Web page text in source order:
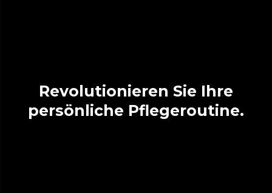
Revolutionieren Sie Ihre
persönliche Pflegeroutine.